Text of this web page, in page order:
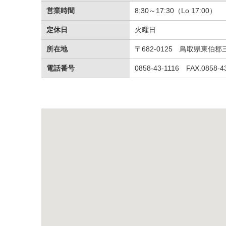
営業時間 8:30～17:30（Lo 17:00）
定休日 火曜日
所在地 〒682-0125 鳥取県東伯郡
電話番号 0858‐43‐1116 FAX.0858-